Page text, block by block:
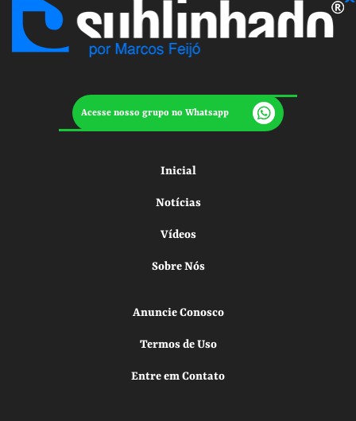
Acesse nosso grupo no Whatsapp
Inicial
Notícias
Vídeos
Sobre Nós
Anuncie Conosco
Termos de Uso
Entre em Contato